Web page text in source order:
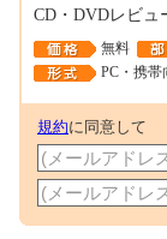
CD・DVDレビュ
無料
PC・携
規約に同意して